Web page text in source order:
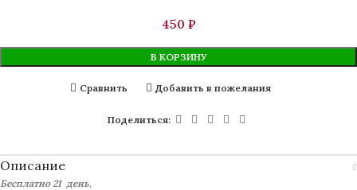
₽
В КОРЗИНУ
Сравнить Добавить в пожелания
Поделиться:
Описание
Бесплатно 21 день,